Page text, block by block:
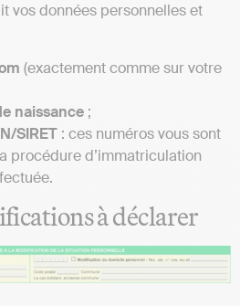
vos données personnelles et
(exactement comme sur votre
naissance ;
SIRET : ces numéros vous sont
procédure d’immatriculation
à déclarer